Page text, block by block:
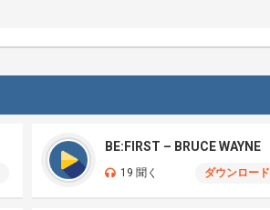
BE:FIRST – BRUCE WAYNE
19 聞く ダウンロード